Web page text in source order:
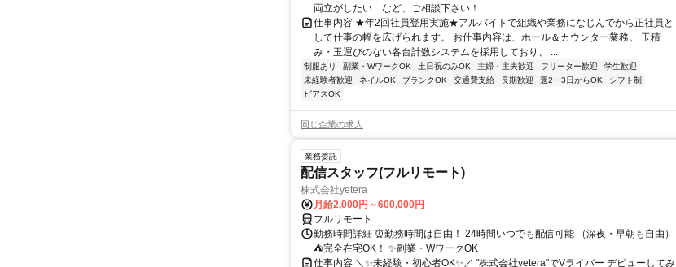
両立がしたい…など、ご相談下さい！...
仕事内容 ★年2回社員登用実施★アルバイトで組織や業務になじんでから正社員と
して仕事の幅を広げられます。 お仕事内容は、ホール＆カウンター業務。 玉積
み・玉運びのない各台計数システムを採用しており、 ...
制服あり 副業・WワークOK 土日祝のみOK 主婦・主夫歓迎 フリーター歓迎
学生歓迎
未経験者歓迎
ネイルOK ブランクOK 交通費支給 長期歓迎 週2・3日からOK
シフト制
ピアスOK
同じ企業の求人
業務委託
配信スタッフ(フルリモート)
株式会社yetera
月給2,000円～600,000円
フルリモート
勤務時間詳細 ⏰勤務時間は自由！ 24時間いつでも配信可能 （深夜・早朝も自由）
⛺完全在宅OK！ ✨副業・WワークOK
仕事内容 ＼✨未経験・初心者OK✨／ "株式会社yetera"でVライバー デビューしてみ